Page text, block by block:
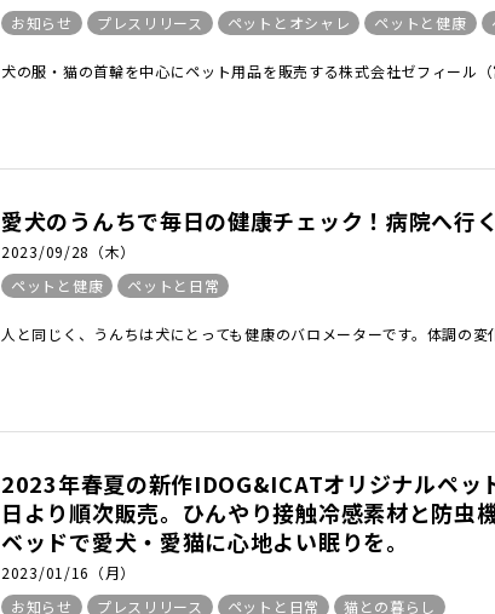
お知らせ
プレスリリース ペットとオシャレ ペットと健康
犬の服・猫の首輪を中心にペット用品を販売する株式会社ゼフィール
愛犬のうんちで毎日の健康チェック！病院へ行
2023/09/28（木）
ペットと健康
ペットと日常
人と同じく、うんちは犬にとっても健康のバロメーターです。体調の
2023年春夏の新作IDOG&ICATオリジナルペ
日より順次販売。ひんやり接触冷感素材と防虫
ベッドで愛犬・愛猫に心地よい眠りを。
2023/01/16（月）
お知らせ
プレスリリース ペットと日常 猫との暮らし